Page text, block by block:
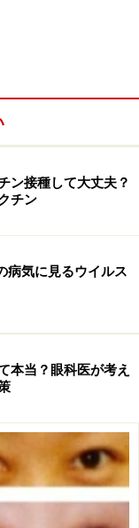
ン接種して大丈夫？
チン
病気に見るウイルス
本当？眼科医が考え